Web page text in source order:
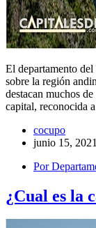
El departamento
sobre la región
destacan muchos
capital, reconocida
cocupo
junio 15, 2021
Por
¿Cual es la